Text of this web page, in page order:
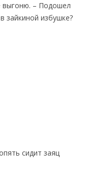
выгоню. – Подошел
зайкиной избушке?
сидит заяц